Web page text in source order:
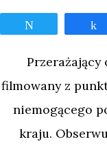
Przerażający
filmowany z
niemogącego
kraju.